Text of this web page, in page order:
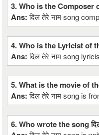
3. Who is the Composer
Ans:दिल तेरे नाम song
4. Who is the Lyricist of
Ans:दिल तेरे नाम song
5. What is the movie of
Ans:दिल तेरे नाम song is
6. Who wrote the song